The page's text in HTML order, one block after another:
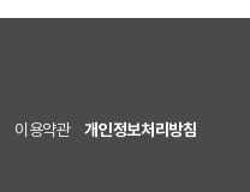
이용약관
개인정보처리방침